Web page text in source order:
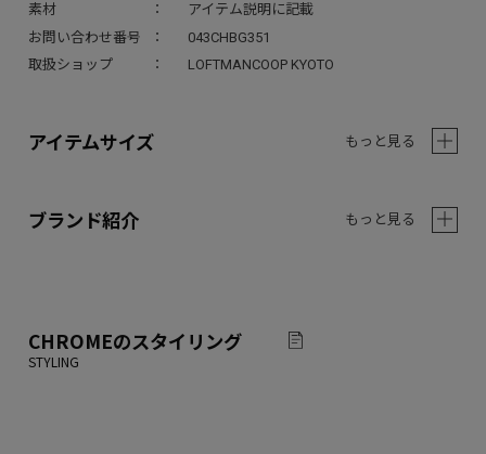
素材
アイテム説明に記載
お問い合わせ番号
043CHBG351
取扱ショップ
LOFTMANCOOP KYOTO
アイテムサイズ もっと見る
ブランド紹介 もっと見る
CHROMEのスタイリング